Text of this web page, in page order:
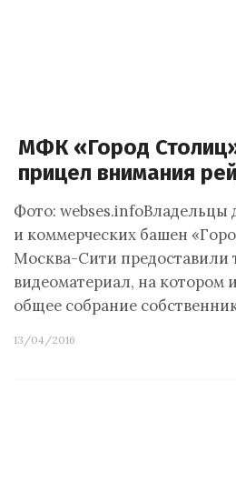
МФК «Город
прицел внимания
Фото:
и коммерческих башен
Москва-Сити предоставили
видеоматериал, на котором
общее собрание
13/04/2016